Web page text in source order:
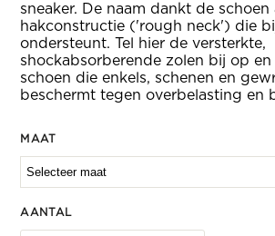
sneaker. De naam dankt de schoen
hakconstructie ('rough neck') die
ondersteunt. Tel hier de versterkte,
shockabsorberende zolen bij op en
schoen die enkels, schenen en
beschermt tegen overbelasting en
MAAT
AANTAL